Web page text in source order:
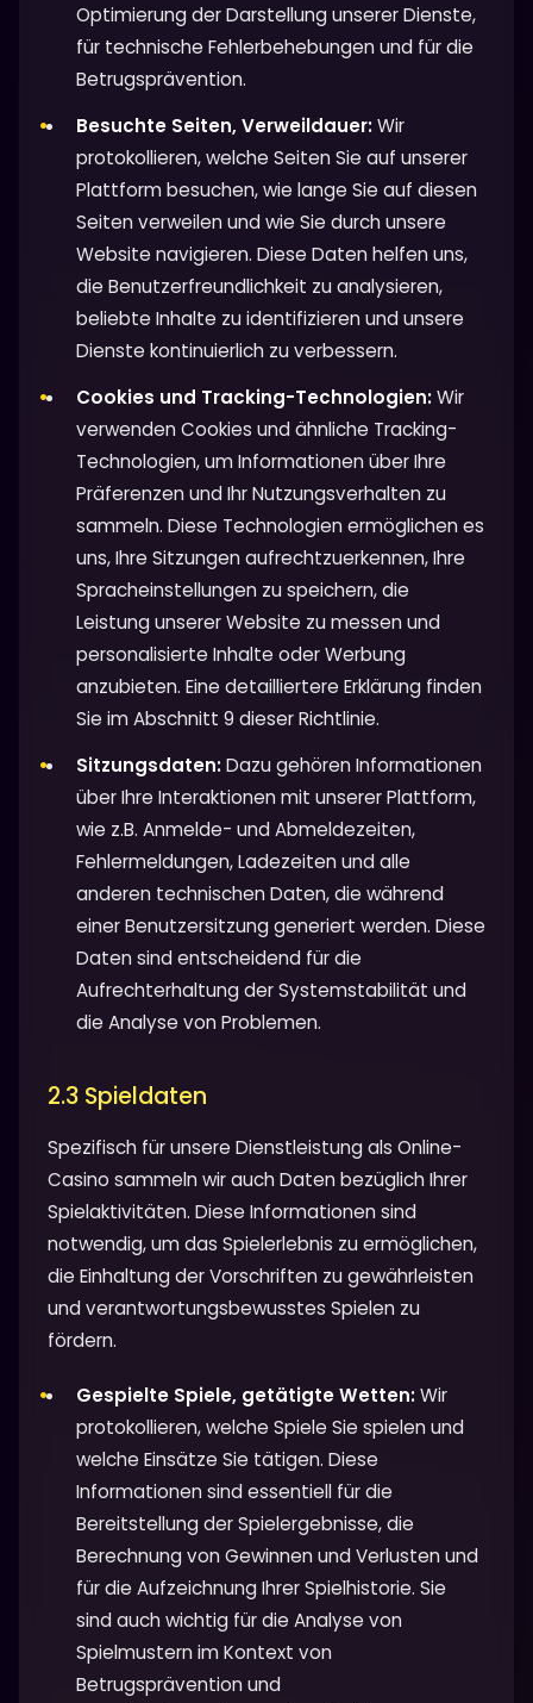
Optimierung der Darstellung unserer Dienste,
für technische Fehlerbehebungen und für die
Betrugsprävention.
Besuchte Seiten, Verweildauer:Wir
protokollieren, welche Seiten Sie auf unserer
Plattform besuchen, wie lange Sie auf diesen
Seiten verweilen und wie Sie durch unsere
Website navigieren. Diese Daten helfen uns,
die Benutzerfreundlichkeit zu analysieren,
beliebte Inhalte zu identifizieren und unsere
Dienste kontinuierlich zu verbessern.
Cookies und Tracking-Technologien:Wir
verwenden Cookies und ähnliche Tracking-
Technologien, um Informationen über Ihre
Präferenzen und Ihr Nutzungsverhalten zu
sammeln. Diese Technologien ermöglichen es
uns, Ihre Sitzungen aufrechtzuerkennen, Ihre
Spracheinstellungen zu speichern, die
Leistung unserer Website zu messen und
personalisierte Inhalte oder Werbung
anzubieten. Eine detailliertere Erklärung finden
Sie im Abschnitt 9 dieser Richtlinie.
Sitzungsdaten:Dazu gehören Informationen
über Ihre Interaktionen mit unserer Plattform,
wie z.B. Anmelde- und Abmeldezeiten,
Fehlermeldungen, Ladezeiten und alle
anderen technischen Daten, die während
einer Benutzersitzung generiert werden. Diese
Daten sind entscheidend für die
Aufrechterhaltung der Systemstabilität und
die Analyse von Problemen.
2.3 Spieldaten
Spezifisch für unsere Dienstleistung als Online-
Casino sammeln wir auch Daten bezüglich Ihrer
Spielaktivitäten. Diese Informationen sind
notwendig, um das Spielerlebnis zu ermöglichen,
die Einhaltung der Vorschriften zu gewährleisten
und verantwortungsbewusstes Spielen zu
fördern.
Gespielte Spiele, getätigte Wetten:Wir
protokollieren, welche Spiele Sie spielen und
welche Einsätze Sie tätigen. Diese
Informationen sind essentiell für die
Bereitstellung der Spielergebnisse, die
Berechnung von Gewinnen und Verlusten und
für die Aufzeichnung Ihrer Spielhistorie. Sie
sind auch wichtig für die Analyse von
Spielmustern im Kontext von
Betrugsprävention und